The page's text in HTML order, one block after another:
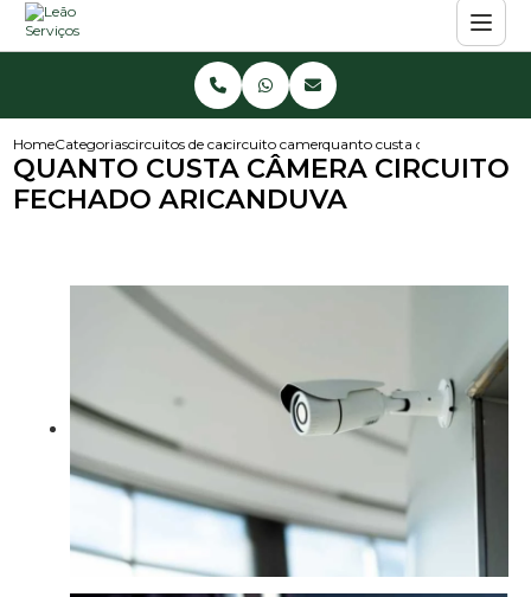
HomeCategoriascircuitos de camerascircuito camera residencialquanto custa camera circuito
QUANTO CUSTA CÂMERA CIRCUITO
FECHADO ARICANDUVA